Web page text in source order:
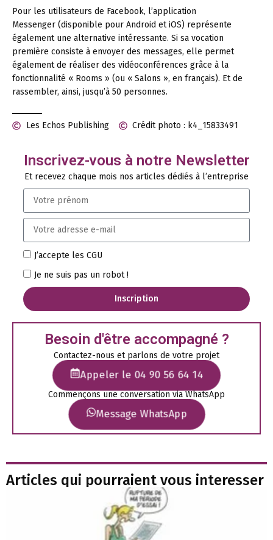
Pour les utilisateurs de Facebook, l’application
Messenger (disponible pour Android et iOS) représente
également une alternative intéressante. Si sa vocation
première consiste à envoyer des messages, elle permet
également de réaliser des vidéoconférences grâce à la
fonctionnalité « Rooms » (ou « Salons », en français). Et de
rassembler, ainsi, jusqu’à 50 personnes.
Les Echos Publishing Crédit photo : k4_15833491
Inscrivez-vous à notre Newsletter
Et recevez chaque mois nos articles dédiés à l’entreprise
J’accepte les CGU
Je ne suis pas un robot !
Inscription
Besoin d'être accompagné ?
Contactez-nous et parlons de votre projet
Appeler le 04 90 56 64 14
Commençons une conversation via WhatsApp
Message WhatsApp
Articles qui pourraient vous interesser